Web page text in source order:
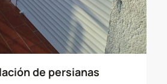
de persianas